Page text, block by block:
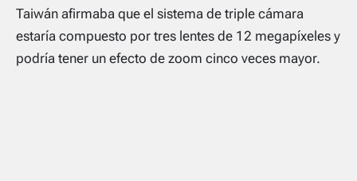
Taiwán afirmaba que el sistema de triple cámara
estaría compuesto por tres lentes de 12 megapíxeles y
podría tener un efecto de zoom cinco veces mayor.